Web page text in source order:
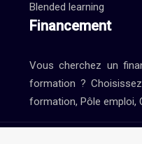
Blended learning
Financement
Vous cherchez un
formation ?
formation, Pôle emploi,